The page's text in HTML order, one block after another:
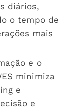
diários,
o tempo de
mais
e o
minimiza
e
e